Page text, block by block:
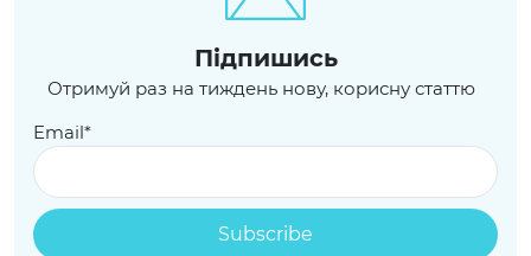
Пiдпишись
Отримуй раз на тиждень нову, корисну статтю
Email*